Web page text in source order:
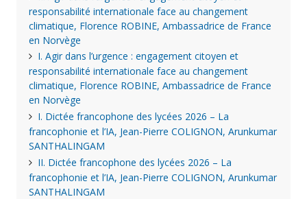
responsabilité internationale face au changement
climatique, Florence ROBINE, Ambassadrice de France
en Norvège
I. Agir dans l’urgence : engagement citoyen et
responsabilité internationale face au changement
climatique, Florence ROBINE, Ambassadrice de France
en Norvège
I. Dictée francophone des lycées 2026 – La
francophonie et l’IA, Jean-Pierre COLIGNON, Arunkumar
SANTHALINGAM
II. Dictée francophone des lycées 2026 – La
francophonie et l’IA, Jean-Pierre COLIGNON, Arunkumar
SANTHALINGAM